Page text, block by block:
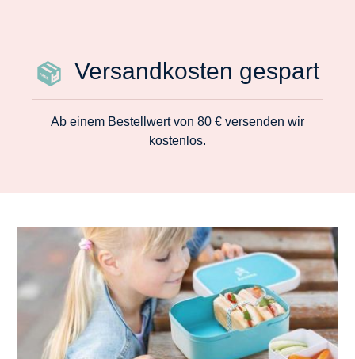
Versandkosten gespart
Ab einem Bestellwert von 80 € versenden wir
kostenlos.